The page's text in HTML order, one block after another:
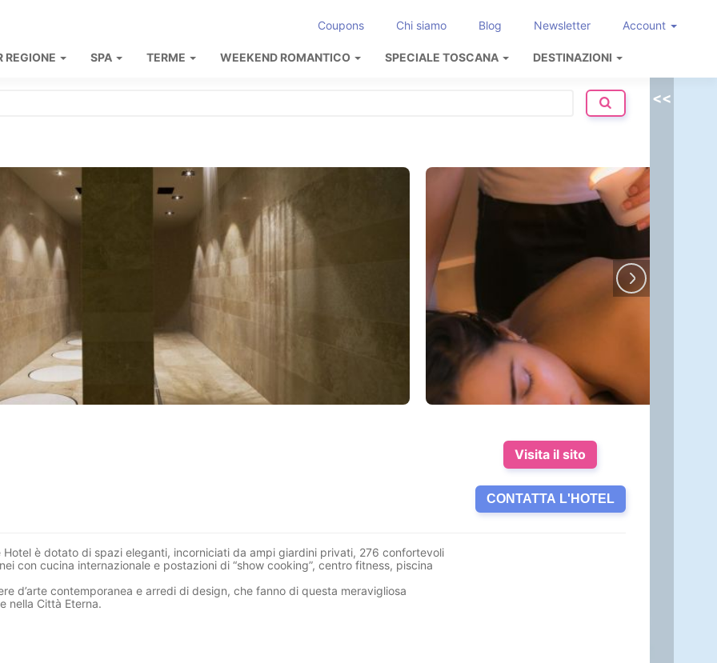
Coupons Chi siamo Blog Newsletter Account
REGIONE SPA TERME WEEKEND ROMANTICO SPECIALE TOSCANA DESTINAZIONI
Visita il sito
CONTATTA L'HOTEL
Hotel è dotato di spazi eleganti, incorniciati da ampi giardini privati, 276 confortevoli
con cucina internazionale e postazioni di “show cooking”, centro fitness, piscina
d’arte contemporanea e arredi di design, che fanno di questa meravigliosa
nella Città Eterna.
<<